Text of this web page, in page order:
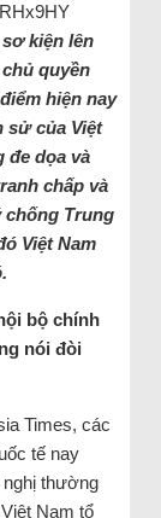
kiện lên
quyền
hiện nay
sử của Việt
đe dọa và
chấp và
chống Trung
Việt Nam
bộ chính
nói đòi
Times, các
tế nay
thường
Nam tổ